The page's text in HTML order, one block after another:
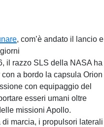
, com’è andato il lancio e
il razzo SLS della NASA ha
a bordo la capsula Orion
con equipaggio del
esseri umani oltre
missioni Apollo.
marcia, i propulsori laterali